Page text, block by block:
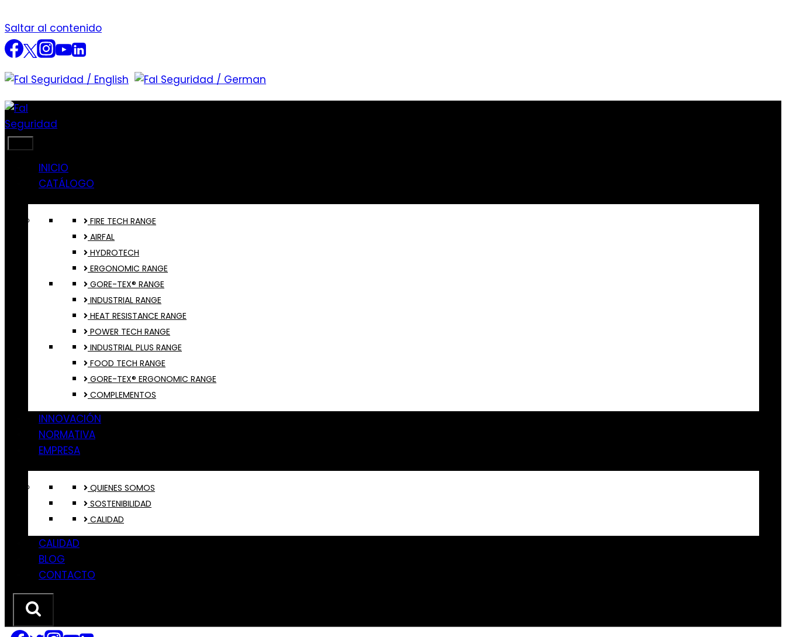
Saltar al contenido
INICIO
CATÁLOGO
FIRE TECH RANGE
AIRFAL
HYDROTECH
ERGONOMIC RANGE
GORE-TEX® RANGE
INDUSTRIAL RANGE
HEAT RESISTANCE RANGE
POWER TECH RANGE
INDUSTRIAL PLUS RANGE
FOOD TECH RANGE
GORE-TEX® ERGONOMIC RANGE
COMPLEMENTOS
INNOVACIÓN
NORMATIVA
EMPRESA
QUIENES SOMOS
SOSTENIBILIDAD
CALIDAD
CALIDAD
BLOG
CONTACTO